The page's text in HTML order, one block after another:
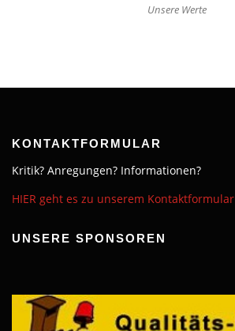
Unsere Werte
KONTAKTFORMULAR
Kritik? Anregungen? Informationen?
HIER geht es zu unserem Kontaktformular
UNSERE SPONSOREN